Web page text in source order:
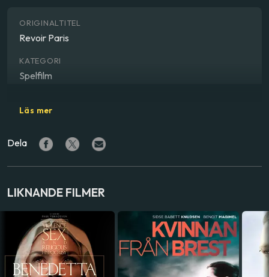
ORIGINALTITEL
Revoir Paris
KATEGORI
Spelfilm
Drama
REGISSÖR
Virginie Efira ,Benoît Magimel
Sansa
LAND
Frankrike
Läs mer
Dela
LIKNANDE FILMER